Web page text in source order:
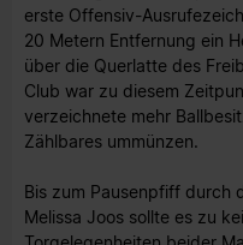
erste Offensiv-
20 Metern Entfernung ein
über die Querlatte des
Club war zu diesem
verzeichnete mehr
Zählbares ummünzen.
Bis zum Pausenpfiff durch
Melissa Joos sollte es zu